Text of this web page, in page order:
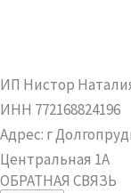
ИП Нистор
ИНН 772168824196
Адрес: г
Центральная 1А
ОБРАТНАЯ СВЯЗЬ